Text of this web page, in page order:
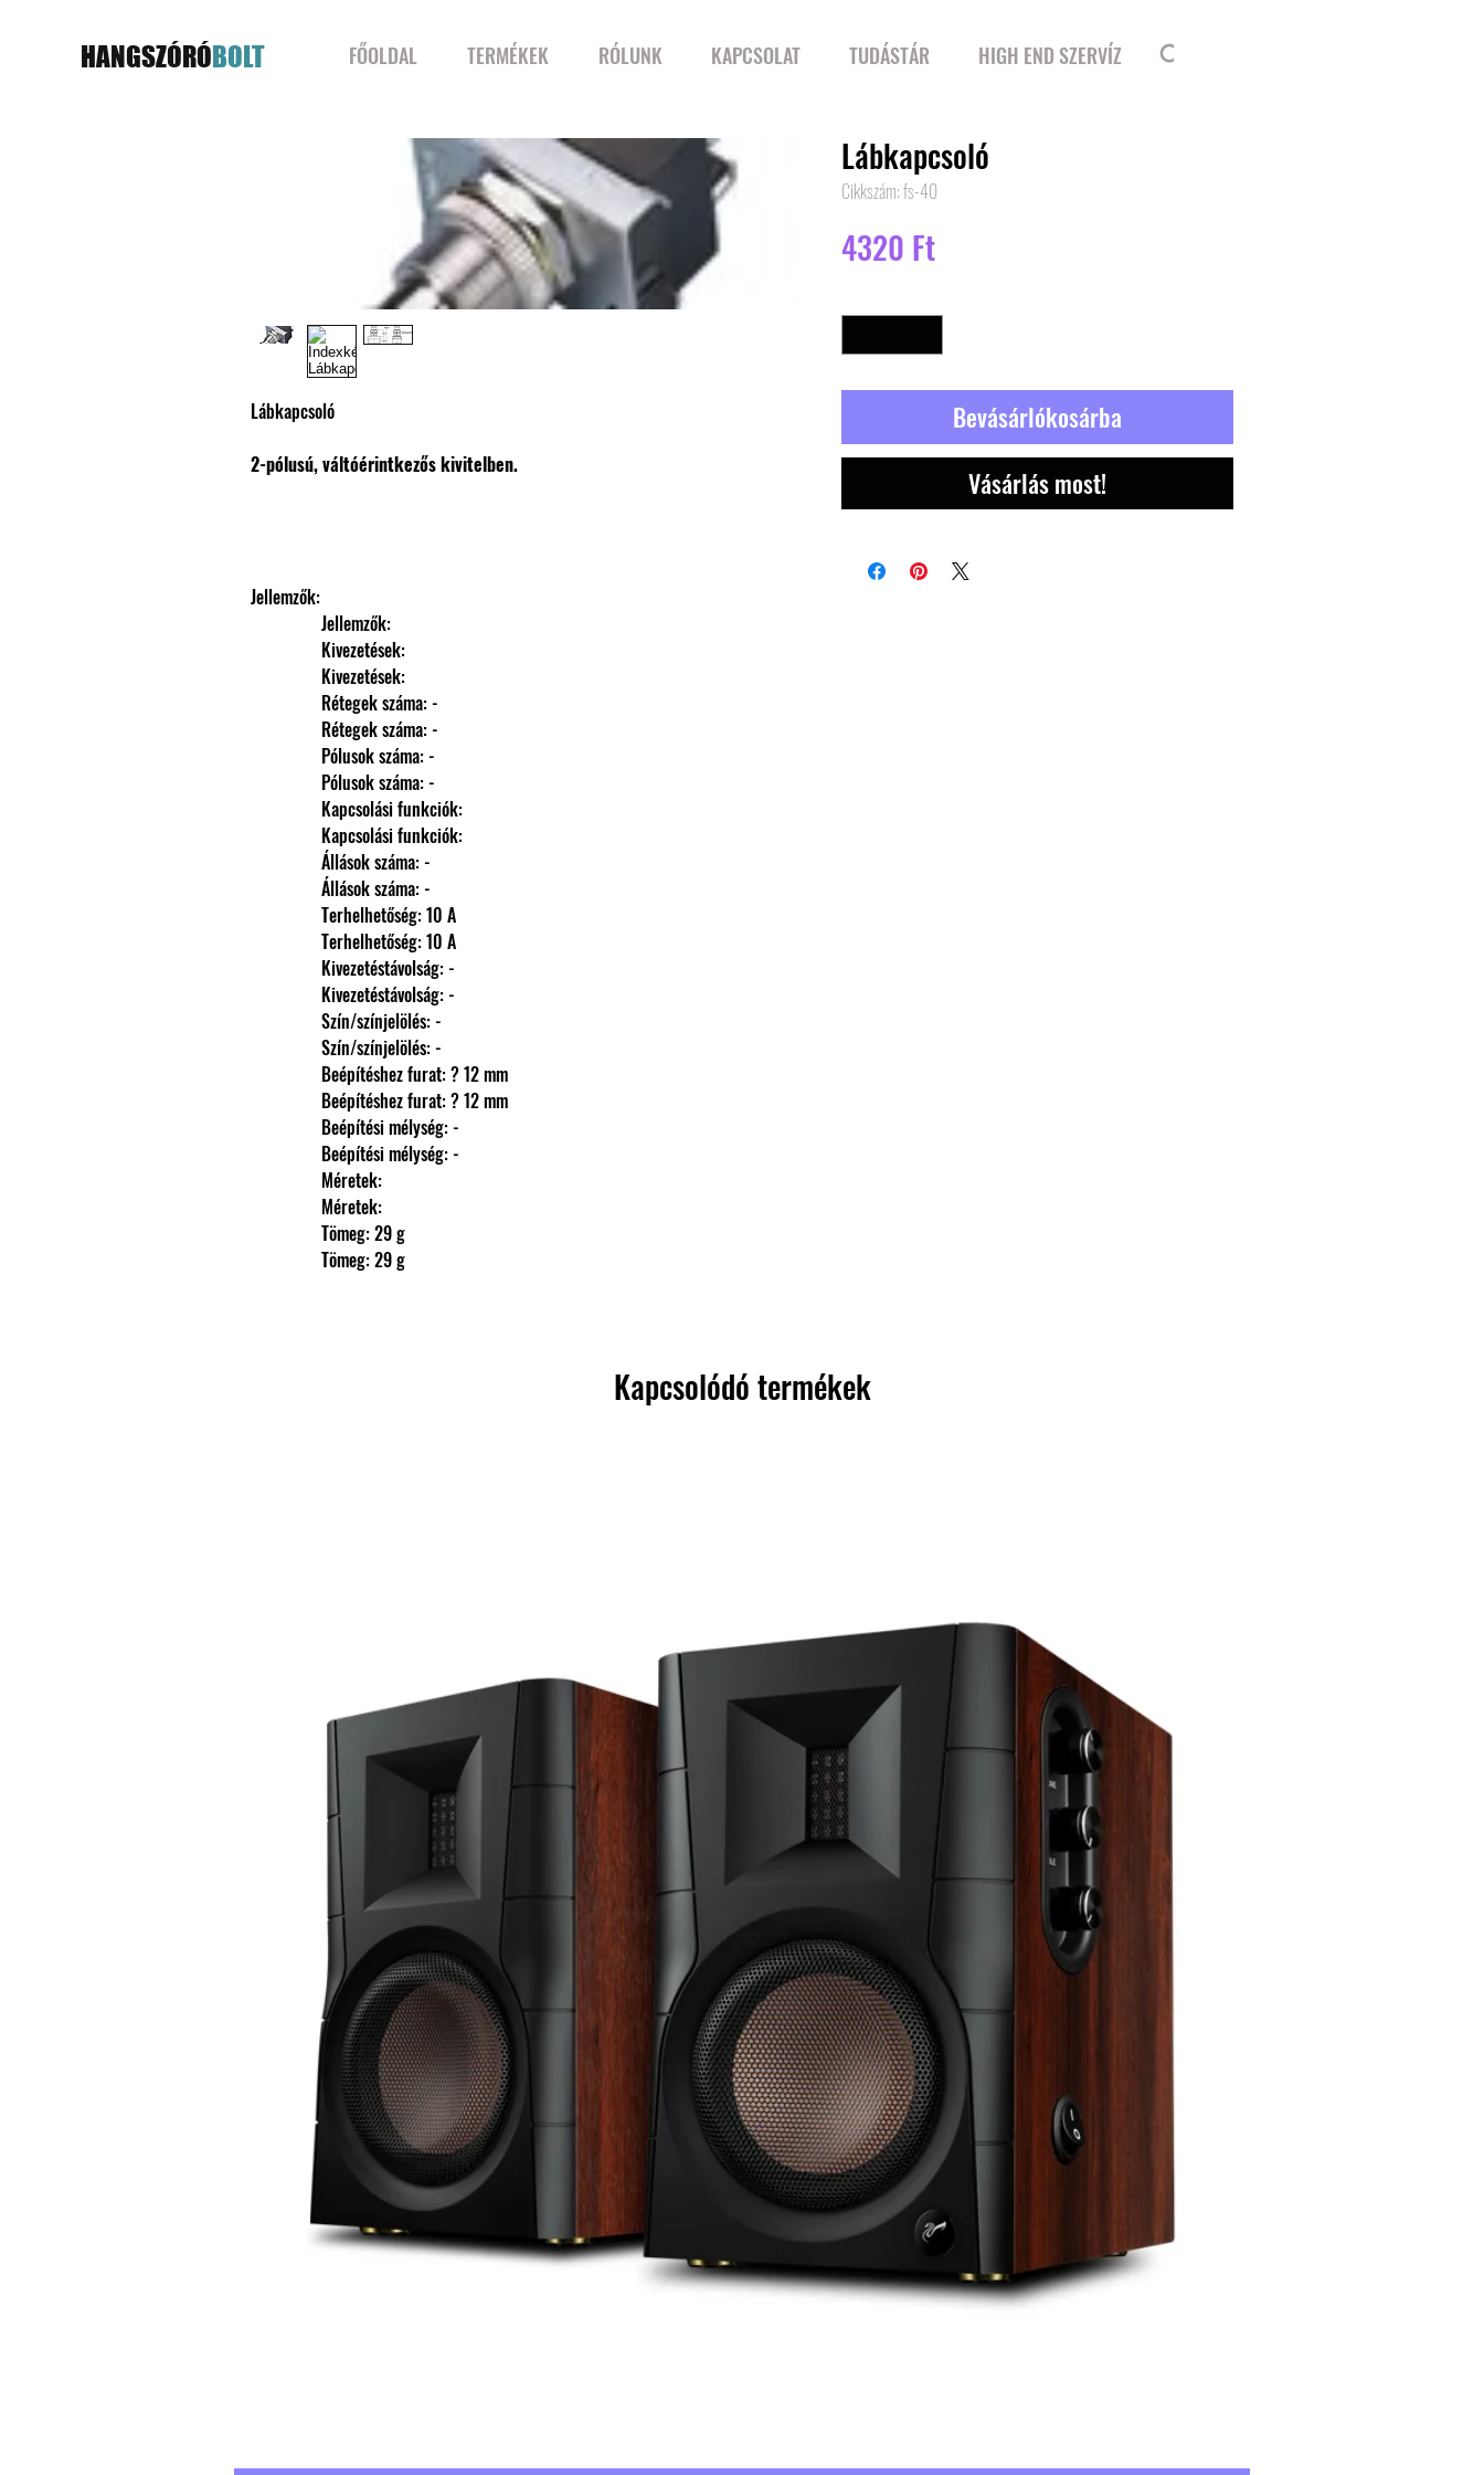
HANGSZÓRÓBOLT FŐOLDAL TERMÉKEK RÓLUNK KAPCSOLAT TUDÁSTÁR HIGH END SZERVÍZ
Lábkapcsoló
2-pólusú, váltóérintkezős kivitelben.
Jellemzők:
                Jellemzők:
                Kivezetések:
                Kivezetések:
                Rétegek száma: -
                Rétegek száma: -
                Pólusok száma: -
                Pólusok száma: -
                Kapcsolási funkciók:
                Kapcsolási funkciók:
                Állások száma: -
                Állások száma: -
                Terhelhetőség: 10 A
                Terhelhetőség: 10 A
                Kivezetéstávolság: -
                Kivezetéstávolság: -
                Szín/színjelölés: -
                Szín/színjelölés: -
                Beépítéshez furat: ? 12 mm
                Beépítéshez furat: ? 12 mm
                Beépítési mélység: -
                Beépítési mélység: -
                Méretek:
                Méretek:
                Tömeg: 29 g
                Tömeg: 29 g
Lábkapcsoló
Cikkszám: fs-40
4320 FtÁr
Bevásárlókosárba
Vásárlás most!
Kapcsolódó termékek